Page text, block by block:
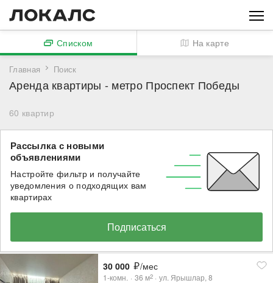
Главная Поиск
Аренда квартиры - метро Проспект Победы
60 квартир
Списком На карте
Рассылка с новыми
объявлениями
Настройте фильтр и получайте
уведомления о подходящих вам
квартирах
Подписаться
30 000 /мес
1-комн. 36 м2 ул. Ярышлар, 8